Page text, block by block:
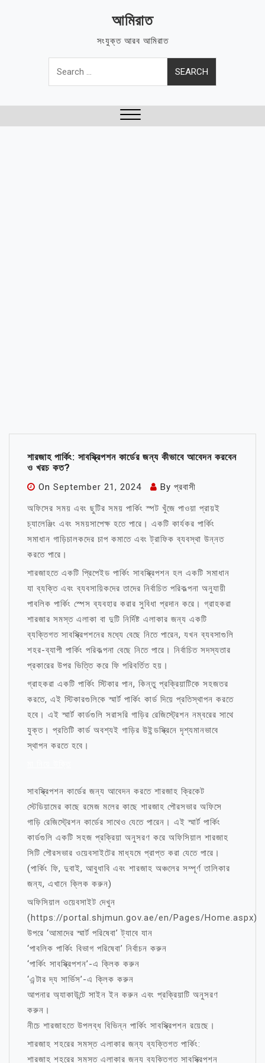
আমিরাত
সংযুক্ত আরব আমিরাত
Search
for:
শারজাহ পার্কিং: সাবস্ক্রিপশন কার্ডের জন্য কীভাবে আবেদন করবেন
ও খরচ কত?
On September 21, 2024 By প্রবাসী
অফিসের সময় এবং ছুটির সময় পার্কিং স্পট খুঁজে পাওয়া প্রায়ই
চ্যালেঞ্জিং এবং সময়সাপেক্ষ হতে পারে। একটি কার্যকর পার্কিং
সমাধান গাড়িচালকদের চাপ কমাতে এবং ট্রাফিক ব্যবস্থা উন্নত
করতে পারে।
শারজাহতে একটি প্রিপেইড পার্কিং সাবস্ক্রিপশন হল একটি সমাধান
যা ব্যক্তি এবং ব্যবসায়িকদের তাদের নির্বাচিত পরিকল্পনা অনুযায়ী
পাবলিক পার্কিং স্পেস ব্যবহার করার সুবিধা প্রদান করে। গ্রাহকরা
শারজার সমস্ত এলাকা বা দুটি নির্দিষ্ট এলাকার জন্য একটি
ব্যক্তিগত সাবস্ক্রিপশনের মধ্যে বেছে নিতে পারেন, যখন ব্যবসাগুলি
শহর-ব্যাপী পার্কিং পরিকল্পনা বেছে নিতে পারে। নির্বাচিত সদস্যতার
প্রকারের উপর ভিত্তি করে ফি পরিবর্তিত হয়।
গ্রাহকরা একটি পার্কিং স্টিকার পান, কিন্তু প্রক্রিয়াটিকে সহজতর
করতে, এই স্টিকারগুলিকে স্মার্ট পার্কিং কার্ড দিয়ে প্রতিস্থাপন করতে
হবে। এই স্মার্ট কার্ডগুলি সরাসরি গাড়ির রেজিস্ট্রেশন নম্বরের সাথে
যুক্ত। প্রতিটি কার্ড অবশ্যই গাড়ির উইন্ডস্ক্রিনে দৃশ্যমানভাবে
স্থাপন করতে হবে।
সাবস্ক্রিপশন কার্ডের জন্য আবেদন করতে শারজাহ ক্রিকেট
স্টেডিয়ামের কাছে রমেজ মলের কাছে শারজাহ পৌরসভার অফিসে
গাড়ি রেজিস্ট্রেশন কার্ডের সাথেও যেতে পারেন। এই স্মার্ট পার্কিং
কার্ডগুলি একটি সহজ প্রক্রিয়া অনুসরণ করে অফিসিয়াল শারজাহ
সিটি পৌরসভার ওয়েবসাইটের মাধ্যমে প্রাপ্ত করা যেতে পারে।
(পার্কিং ফি, দুবাই, আবুধাবি এবং শারজাহ অঞ্চলের সম্পূর্ণ তালিকার
জন্য, এখানে ক্লিক করুন)
অফিসিয়াল ওয়েবসাইট দেখুন
(https://portal.shjmun.gov.ae/en/Pages/Home.aspx)
উপরে ‘আমাদের স্মার্ট পরিষেবা’ ট্যাবে যান
‘পাবলিক পার্কিং বিভাগ পরিষেবা’ নির্বাচন করুন
‘পার্কিং সাবস্ক্রিপশন’-এ ক্লিক করুন
‘এন্টার দ্য সার্ভিস’-এ ক্লিক করুন
আপনার অ্যাকাউন্টে সাইন ইন করুন এবং প্রক্রিয়াটি অনুসরণ
করুন।
নীচে শারজাহতে উপলব্ধ বিভিন্ন পার্কিং সাবস্ক্রিপশন রয়েছে।
শারজাহ শহরের সমস্ত এলাকার জন্য ব্যক্তিগত পার্কিং:
শারজাহ শহরের সমস্ত এলাকার জন্য ব্যক্তিগত সাবস্ক্রিপশন